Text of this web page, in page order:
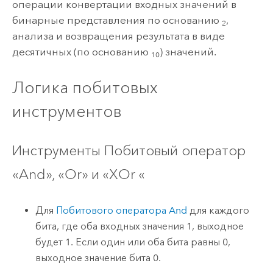
операции конвертации входных значений в
бинарные представления по основанию 2,
анализа и возвращения результата в виде
десятичных (по основанию 10) значений.
Логика побитовых
инструментов
Инструменты Побитовый оператор
«And», «Or» и «XOr «
Для Побитового оператора And для каждого
бита, где оба входных значения 1, выходное
будет 1. Если один или оба бита равны 0,
выходное значение бита 0.